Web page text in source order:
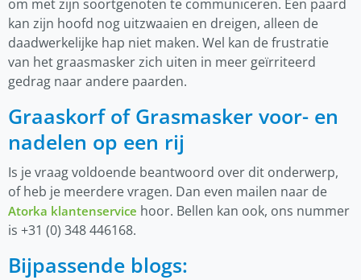
om met zijn soortgenoten te communiceren. Een paard
kan zijn hoofd nog uitzwaaien en dreigen, alleen de
daadwerkelijke hap niet maken. Wel kan de frustratie
van het graasmasker zich uiten in meer geïrriteerd
gedrag naar andere paarden.
Graaskorf of Grasmasker voor- en
nadelen op een rij
Is je vraag voldoende beantwoord over dit onderwerp,
of heb je meerdere vragen. Dan even mailen naar de
Atorka klantenservice hoor. Bellen kan ook, ons nummer
is +31 (0) 348 446168.
Bijpassende blogs: